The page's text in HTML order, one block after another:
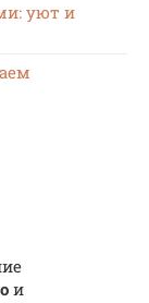
уют и
и